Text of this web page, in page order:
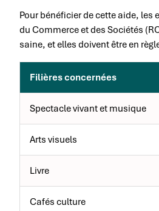
Pour bénéficier de cette aide,
du Commerce et des Sociétés
saine, et elles doivent être en
Filières concernées
Spectacle vivant et musique
Arts visuels
Livre
Cafés culture